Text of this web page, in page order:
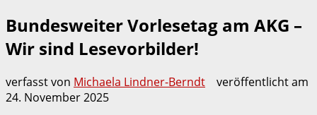
Bundesweiter Vorlesetag am AKG –
Wir sind Lesevorbilder!
verfasst von Michaela Lindner-Berndt
veröffentlicht am
24. November 2025